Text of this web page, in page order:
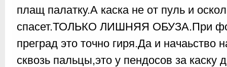
плащ палатку.А каска не от пуль и
спасет.ТОЛЬКО ЛИШНЯЯ ОБУЗА.При
преград это точно гиря.Да и начаьство
сквозь пальцы,это у пендосов за каску